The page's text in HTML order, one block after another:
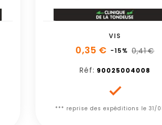
VIS
0,35 € -15% 0,41 €
Réf: 90025004008

*** reprise des expéditions le 31/